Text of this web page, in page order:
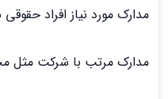
مدارک مورد نیاز افراد
مدارک مرتب با شرکت مثل